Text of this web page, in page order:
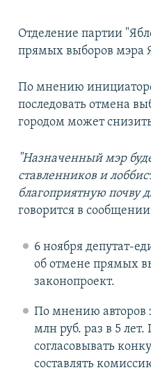
Отделение партии
прямых выборов мэра
По мнению
последовать отмена
городом может
"Назначенный мэр
ставленников и
благоприятную почву
говорится в
6 ноября депутат-
об отмене прямых
законопроект.
По мнению авторов
млн руб. раз в 5
согласовывать
составлять